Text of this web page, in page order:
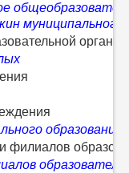
муниципального
образования
филиалов